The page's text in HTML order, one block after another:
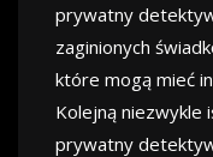
prywatny
zaginionych
które mogą mieć
Kolejną
prywatny